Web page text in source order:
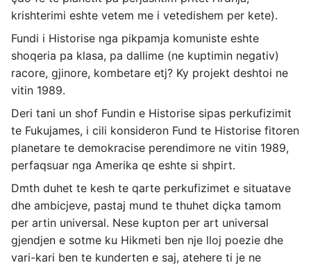
krishterimi eshte vetem me i vetedishem per kete).
Fundi i Historise nga pikpamja komuniste eshte
shoqeria pa klasa, pa dallime (ne kuptimin negativ)
racore, gjinore, kombetare etj? Ky projekt deshtoi ne
vitin 1989.
Deri tani un shof Fundin e Historise sipas perkufizimit
te Fukujames, i cili konsideron Fund te Historise fitoren
planetare te demokracise perendimore ne vitin 1989,
perfaqsuar nga Amerika qe eshte si shpirt.
Dmth duhet te kesh te qarte perkufizimet e situatave
dhe ambicjeve, pastaj mund te thuhet diçka tamom
per artin universal. Nese kupton per art universal
gjendjen e sotme ku Hikmeti ben nje lloj poezie dhe
vari-kari ben te kunderten e saj, atehere ti je ne